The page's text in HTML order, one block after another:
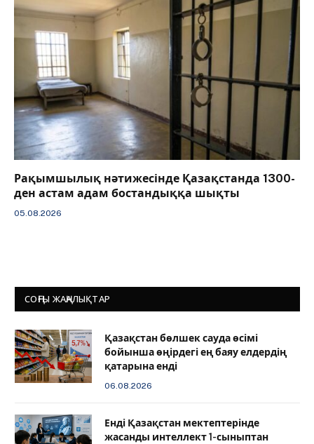
Рақымшылық нәтижесінде Қазақстанда 1300-
ден астам адам бостандыққа шықты
05.08.2026
СОҢҒЫ ЖАҢАЛЫҚТАР
Қазақстан бөлшек сауда өсімі
бойынша өңірдегі ең баяу елдердің
қатарына енді
06.08.2026
️Енді Қазақстан мектептерінде
жасанды интеллект 1-сыныптан